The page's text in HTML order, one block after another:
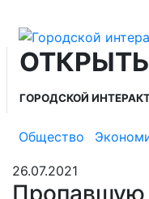
ГОРОДСКОЙ
Общество
26.07.2021
Пропавшую